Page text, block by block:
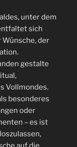
unter dem
sich
Wünsche, der
gestalte
Vollmondes.
besonderes
oder
– es ist